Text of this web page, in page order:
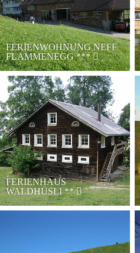
FERIENWOHNUNG NEFF
FLAMMENEGG***
FERIENHAUS
WALDHÜSLI**